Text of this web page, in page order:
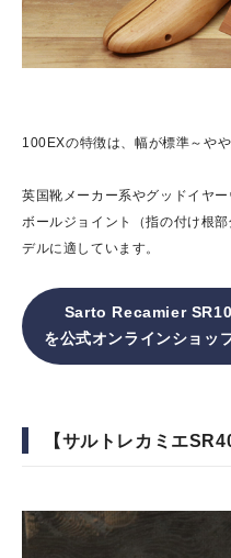
100EXの特徴は、幅が標準～や
英国靴メーカー系やグッドイヤ
ボールジョイント（指の付け根
デルに適しています。
Sarto Recamier
を公式オンラインショッ
【サルトレカミエSR